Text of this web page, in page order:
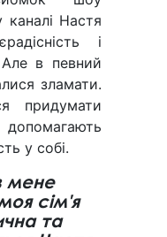
Настя
і
Але в певний
зламати.
придумати
у собі.
мене
сім'я
та